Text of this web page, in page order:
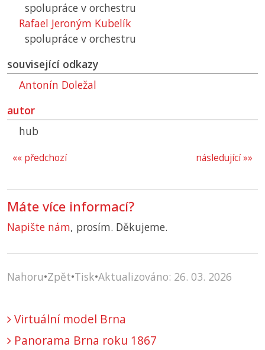
spolupráce v orchestru
Rafael Jeroným Kubelík
spolupráce v orchestru
související odkazy
Antonín Doležal
autor
hub
následující »»
«« předchozí
Máte více informací?
Napište nám, prosím. Děkujeme.
Nahoru•Zpět•Tisk•Aktualizováno: 26. 03. 2026
Virtuální model Brna
Panorama Brna roku 1867